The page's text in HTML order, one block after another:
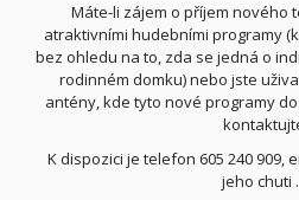
Máte-li zájem o příjem nového
atraktivními hudebními programy
bez ohledu na to, zda se jedná o
rodinném domku) nebo jste
antény, kde tyto nové programy
K dispozici je telefon 605 240 909,
jeho chuti